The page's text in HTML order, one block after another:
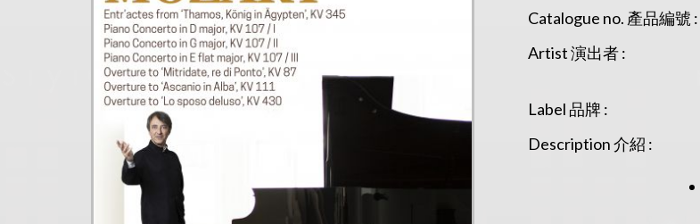
Catalogue no. 產品編號 :
Artist 演出者 :
Label 品牌 :
Description 介紹 :